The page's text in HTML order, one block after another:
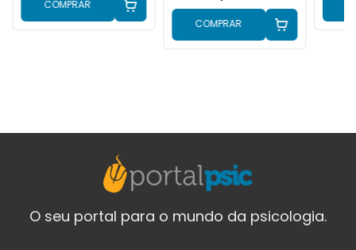
COMPRAR
COMPRAR
O seu portal para o mundo da psicologia.